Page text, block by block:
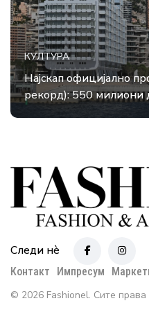
КУЛТУРА
Најскап официјално
рекорд): 550 милиони
Следи нè
Контакт Импресум
© 2026 Fashionel. Сите